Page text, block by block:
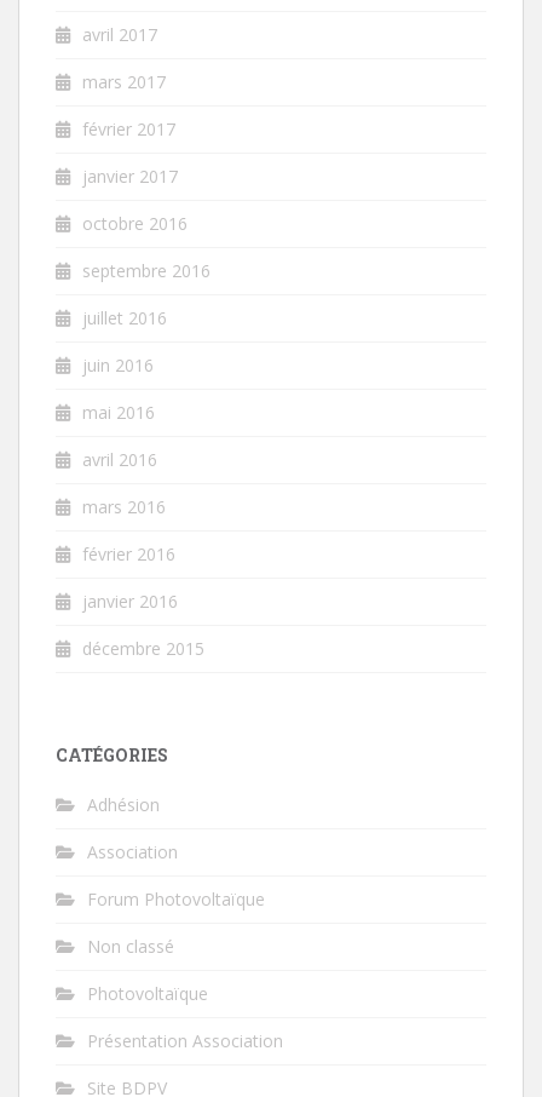
avril 2017
mars 2017
février 2017
janvier 2017
octobre 2016
septembre 2016
juillet 2016
juin 2016
mai 2016
avril 2016
mars 2016
février 2016
janvier 2016
décembre 2015
CATÉGORIES
Adhésion
Association
Forum Photovoltaïque
Non classé
Photovoltaïque
Présentation Association
Site BDPV